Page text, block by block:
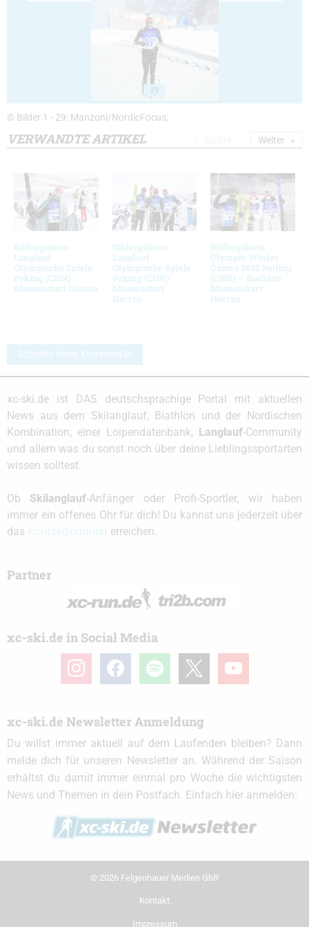
29
© Bilder 1 - 29: Manzoni/NordicFocus;
VERWANDTE ARTIKEL
Bildergalerie
Langlauf
Olympische Spiele
Peking (CHN)
Massenstart Damen
Bildergalerie
Langlauf
Olympische Spiele
Peking (CHN)
Massenstart
Herren
Bildergalerie
Olympic Winter
Games 2022 Beijing
(CHN) – Biathlon
Massenstart
Herren
Weiter
Schreibe einen Kommentar
xc-ski.de ist DAS deutschsprachige Portal mit aktuellen
News aus dem Skilanglauf, Biathlon und der Nordischen
Kombination, einer Loipendatenbank,
Langlauf-Community
und allem was du sonst noch über deine Lieblingssportarten
wissen solltest.
Ob Skilanglauf-Anfänger oder Profi-Sportler, wir haben
immer ein offenes Ohr für dich! Du kannst uns jederzeit über
das
erreichen.
Partner
xc-ski.de in Social Media
instagramfacebook spotify youtube
xc-ski.de Newsletter Anmeldung
Du willst immer aktuell auf dem Laufenden bleiben? Dann
melde dich für unseren Newsletter an. Während der Saison
erhältst du damit immer einmal pro Woche die wichtigsten
News und Themen in dein Postfach. Einfach hier anmelden:
© 2026 Felgenhauer Medien GbR
Kontakt
Impressum